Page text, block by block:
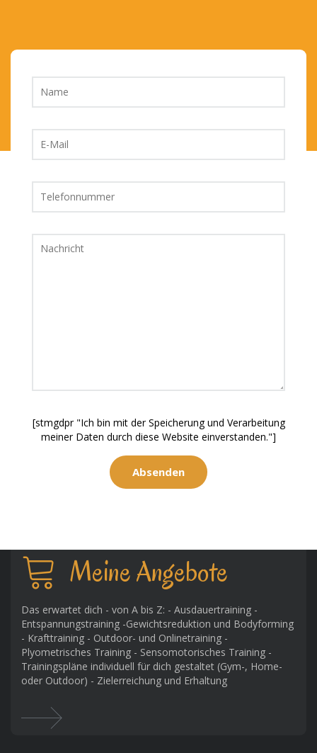
[stmgdpr "Ich bin mit der Speicherung und Verarbeitung
meiner Daten durch diese Website einverstanden."]
Meine Angebote
Das erwartet dich - von A bis Z: - Ausdauertraining -
Entspannungstraining -Gewichtsreduktion und Bodyforming
- Krafttraining - Outdoor- und Onlinetraining -
Plyometrisches Training - Sensomotorisches Training -
Trainingspläne individuell für dich gestaltet (Gym-, Home-
oder Outdoor) - Zielerreichung und Erhaltung